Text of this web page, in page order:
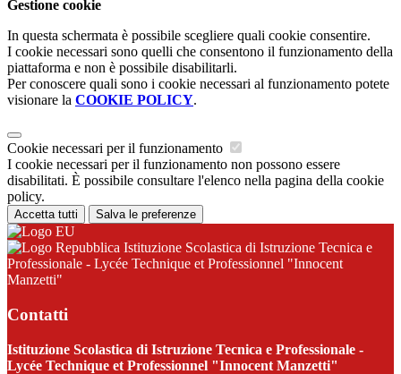
Gestione cookie
In questa schermata è possibile scegliere quali cookie consentire.
I cookie necessari sono quelli che consentono il funzionamento della
piattaforma e non è possibile disabilitarli.
Per conoscere quali sono i cookie necessari al funzionamento potete
visionare la COOKIE POLICY.
Cookie necessari per il funzionamento
I cookie necessari per il funzionamento non possono essere
disabilitati. È possibile consultare l'elenco nella pagina della cookie
policy.
Accetta tutti Salva le preferenze
Istituzione Scolastica di Istruzione Tecnica e
Professionale - Lycée Technique et Professionnel "Innocent
Manzetti"
Contatti
Istituzione Scolastica di Istruzione Tecnica e Professionale -
Lycée Technique et Professionnel "Innocent Manzetti"